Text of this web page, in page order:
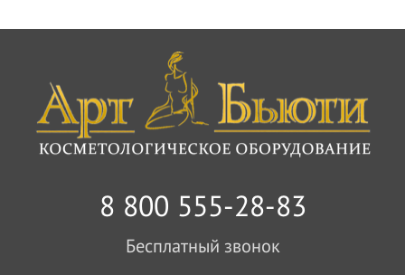
8 800 555-28-83
Бесплатный звонок